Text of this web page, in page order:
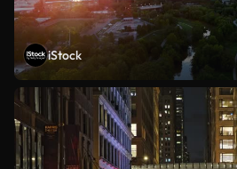
iStock